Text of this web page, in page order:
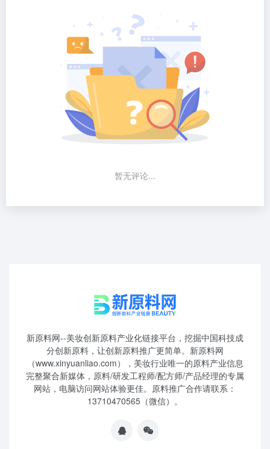
暂无评论...
新原料网--美妆创新原料产业化链接平台，挖掘中国科技成
分创新原料，让创新原料推广更简单。新原料网
（www.xinyuanliao.com），美妆行业唯一的原料产业信息
完整聚合新媒体，原料/研发工程师/配方师/产品经理的专属
网站，电脑访问网站体验更佳。原料推广合作请联系：
13710470565（微信）。